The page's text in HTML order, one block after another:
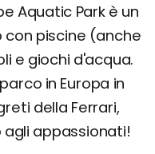
Aquatic Park è un
piscine (anche
e giochi d'acqua.
in Europa in
della Ferrari,
appassionati!